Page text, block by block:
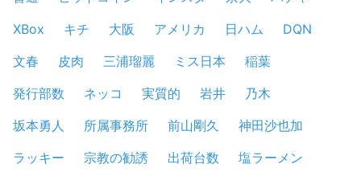
XBox
キチ 大阪 アメリカ 日ハム
DQN
文春
皮肉 三浦瑠麗 ミス日本
稲葉
発行部数
ネッコ 実質的 岩井
乃木
坂本勇人
所属事務所 前山剛久
神田沙也加
ラッキー
宗教の勧誘 出荷台数
塩ラーメン